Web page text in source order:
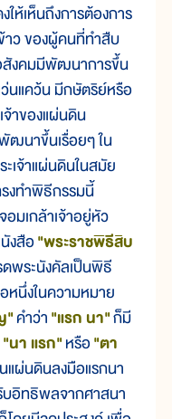
เห็นถึงการต้องการ
าว ของผู้คนที่ทำสืบ
สังคมมีพัฒนาการขึ้น
ว่นแคว้น มีกษัตริย์หรือ
จ้าของแผ่นดิน
ฒนาขึ้นเรื่อยๆ ใน
เจ้าแผ่นดินในสมัย
งทำพิธีกรรมนี้
มเกล้าเจ้าอยู่หัว
งสือ"พระราชพิธีสิบ
ดพระนังคัลเป็นพิธี
หนึ่งในความหมาย
"คำว่า"แรก นา"ก็มี
"นา แรก"หรือ"ตา
แผ่นดินลงมือแรกนา
บอิทธิพลจากศาสนา